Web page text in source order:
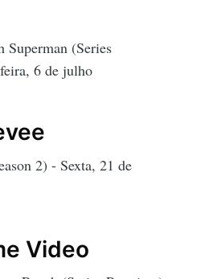
(Series
6 de julho
2) - Sexta, 21 de
Video